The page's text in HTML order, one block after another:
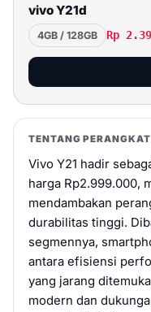
vivo Y21d
4GB / 128GB Rp
vivo Y21d
6GB / 128GB Rp
vivo Y21d
8GB / 128GB Rp
TENTANG
Vivo Y21 hadir
harga Rp2.999.000,
mendambakan
durabilitas tinggi.
segmennya,
antara efisiensi
yang jarang
modern dan